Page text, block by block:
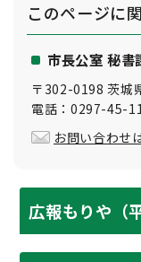
このページに
市長公室 秘書
〒302-0198 茨城
電話：0297-45-
お問い合わせ
広報もりや（